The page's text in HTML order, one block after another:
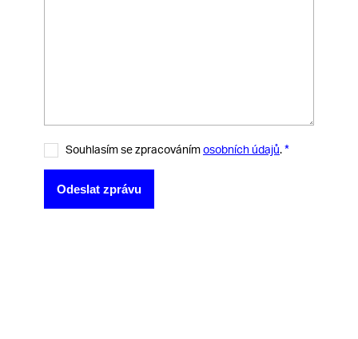
Souhlasím se zpracováním osobních údajů. *